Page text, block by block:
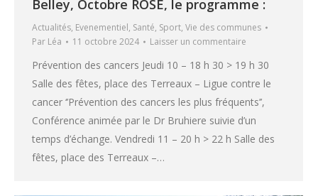
Belley, Octobre ROSE, le programme :
Actualités, Evenementiel, Santé, Sport, Vie des communes
Par Léa 11 octobre 2024 Laisser un commentaire
Prévention des cancers Jeudi 10 – 18 h 30 > 19 h 30
Salle des fêtes, place des Terreaux – Ligue contre le
cancer ‘’Prévention des cancers les plus fréquents’’,
Conférence animée par le Dr Bruhiere suivie d’un
temps d’échange. Vendredi 11 – 20 h > 22 h Salle des
fêtes, place des Terreaux –…